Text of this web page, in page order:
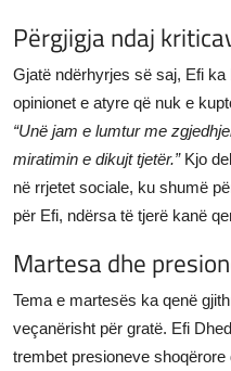
Përgjigja ndaj
Gjatë ndërhyrjes së saj, Efi
opinionet e atyre që nuk e
“Unë jam e lumtur me
miratimin e dikujt tjetër.”Kjo
në rrjetet sociale, ku shumë
për Efi, ndërsa të tjerë kanë
Martesa dhe
Tema e martesës ka qenë
veçanërisht për gratë. Efi
trembet presioneve